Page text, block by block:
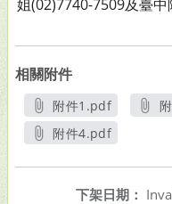
姐(02)7740-7509及臺中
相關附件
附件1.pdf
另開新視窗
附件4.pdf
下架日期：